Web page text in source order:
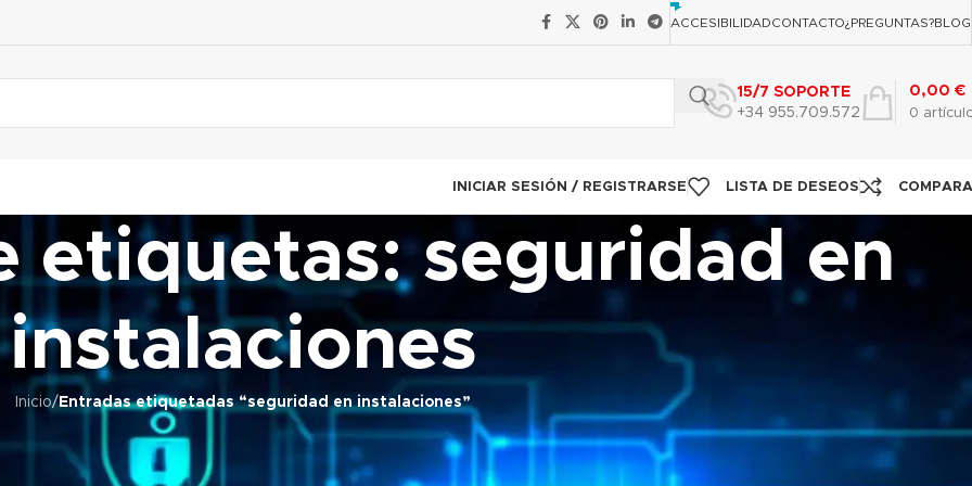
ACCESIBILIDADCONTACTO¿PREGUNTAS?BLOG
15/7 SOPORTE
+34 955.709.572
0
0,00 €
INICIAR SESIÓN / REGISTRARSE LISTA DE DESEOS
etiquetas: seguridad en
instalaciones
Inicio/Entradas etiquetadas “seguridad en instalaciones”